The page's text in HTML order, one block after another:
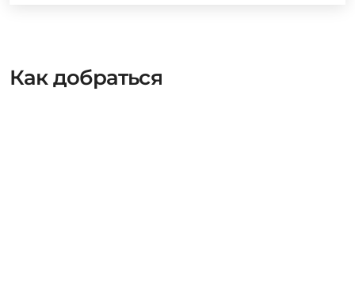
Как добраться